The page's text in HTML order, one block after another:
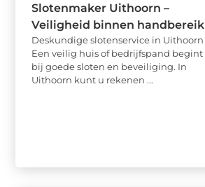
Slotenmaker Uithoorn –
Veiligheid binnen handbereik
Deskundige slotenservice in Uithoorn
Een veilig huis of bedrijfspand begint
bij goede sloten en beveiliging. In
Uithoorn kunt u rekenen ...